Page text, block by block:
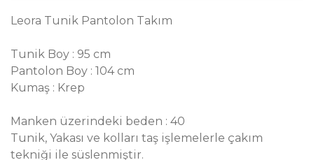
Leora Tunik Pantolon Takım
Tunik Boy : 95 cm
Pantolon Boy : 104 cm
Kumaş : Krep
Manken üzerindeki beden : 40
Tunik, Yakası ve kolları taş işlemelerle çakım
tekniği ile süslenmiştir.